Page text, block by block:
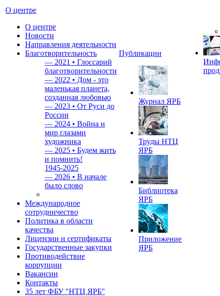
О центре
О центре
Новости
Направления деятельности
Благотворительность
— 2021 • Глоссарий
благотворительности
— 2022 • Дом - это
маленькая планета,
созданная любовью
— 2023 • От Руси до
России
— 2024 • Война и
мир глазами
художника
— 2025 • Будем жить
и помнить!
1945-2025
— 2026 • В начале
было слово
Международное
сотрудничество
Политика в области
качества
Лицензии и сертификаты
Государственные закупки
Противодействие
коррупции
Вакансии
Контакты
35 лет ФБУ "НТЦ ЯРБ"
Публикации
Журнал ЯРБ
Труды НТЦ
ЯРБ
Библиотека
ЯРБ
Приложение
ЯРБ